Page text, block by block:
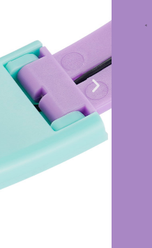
Next
slide